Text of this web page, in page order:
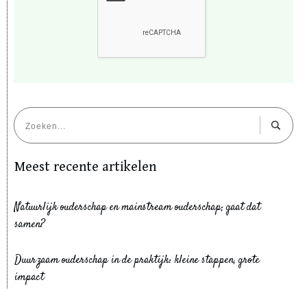
Meest recente artikelen
Natuurlijk ouderschap en mainstream ouderschap; gaat dat
samen?
Duurzaam ouderschap in de praktijk: kleine stappen, grote
impact